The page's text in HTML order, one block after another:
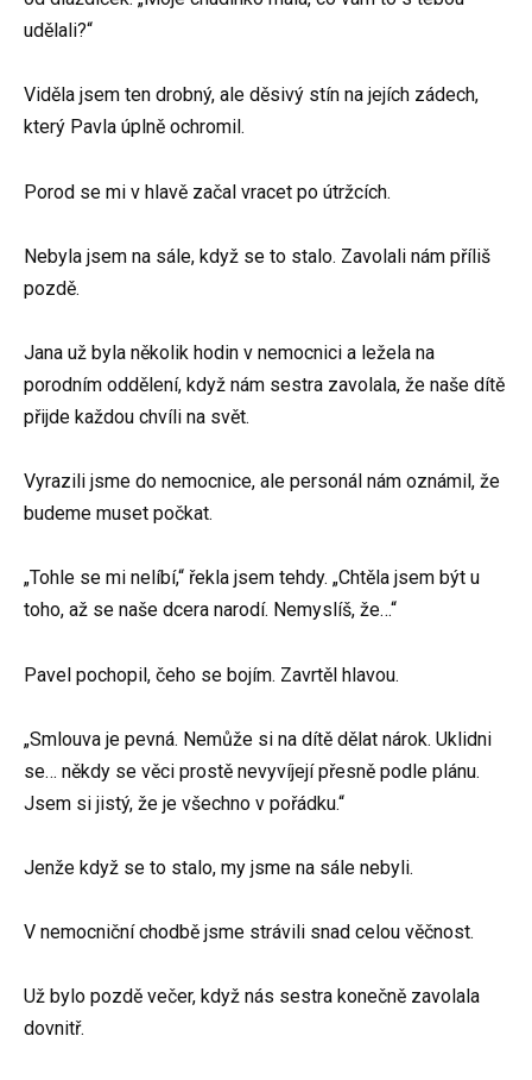
udělali?“
Viděla jsem ten drobný, ale děsivý stín na jejích zádech,
který Pavla úplně ochromil.
Porod se mi v hlavě začal vracet po útržcích.
Nebyla jsem na sále, když se to stalo. Zavolali nám příliš
pozdě.
Jana už byla několik hodin v nemocnici a ležela na
porodním oddělení, když nám sestra zavolala, že naše dítě
přijde každou chvíli na svět.
Vyrazili jsme do nemocnice, ale personál nám oznámil, že
budeme muset počkat.
„Tohle se mi nelíbí,“ řekla jsem tehdy. „Chtěla jsem být u
toho, až se naše dcera narodí. Nemyslíš, že…“
Pavel pochopil, čeho se bojím. Zavrtěl hlavou.
„Smlouva je pevná. Nemůže si na dítě dělat nárok. Uklidni
se… někdy se věci prostě nevyvíjejí přesně podle plánu.
Jsem si jistý, že je všechno v pořádku.“
Jenže když se to stalo, my jsme na sále nebyli.
V nemocniční chodbě jsme strávili snad celou věčnost.
Už bylo pozdě večer, když nás sestra konečně zavolala
dovnitř.